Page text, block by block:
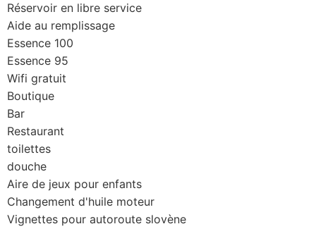
Réservoir en libre service
Aide au remplissage
Essence 100
Essence 95
Wifi gratuit
Boutique
Bar
Restaurant
toilettes
douche
Aire de jeux pour enfants
Changement d'huile moteur
Vignettes pour autoroute slovène